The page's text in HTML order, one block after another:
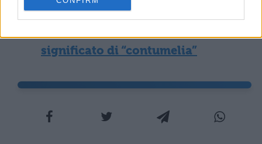
significato di “contumelia”